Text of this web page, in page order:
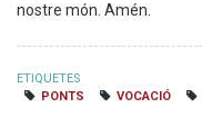
nostre món. Amén.
ETIQUETES
PONTS
VOCACIÓ